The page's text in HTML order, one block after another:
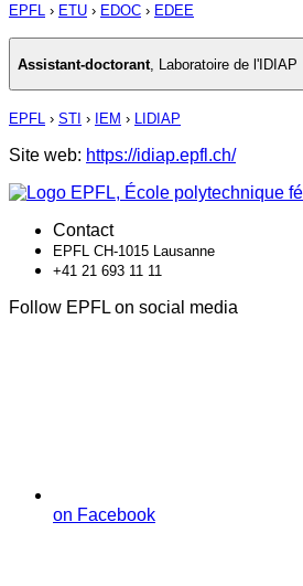
EPFL › ETU › EDOC › EDEE
Assistant-doctorant Laboratoire de l'IDIAP
EPFL › STI › IEM › LIDIAP
Site web: https://idiap.epfl.ch/
Contact
EPFL CH-1015 Lausanne
+41 21 693 11 11
Follow EPFL on social media
on Facebook